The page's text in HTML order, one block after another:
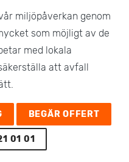
miljöpåverkan genom
som möjligt av de
med lokala
att avfall
BEGÄR OFFERT
01 01